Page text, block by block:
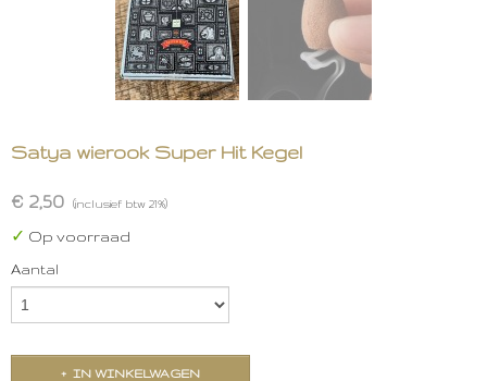
Satya wierook Super Hit Kegel
€ 2,50 (inclusief btw 21%)
✓ Op voorraad
Aantal
IN WINKELWAGEN